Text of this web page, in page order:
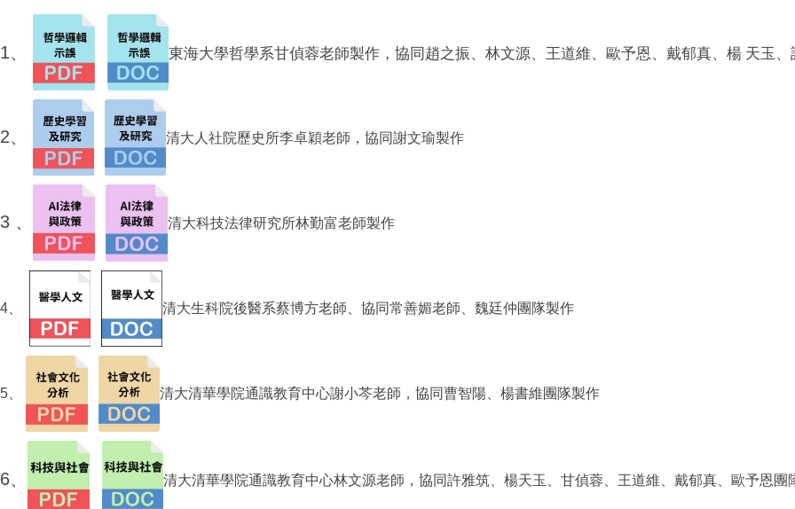
1、 東海大學哲學系甘偵蓉老師製作，協同 趙之振、 林文源、王道維、歐予恩、戴郁真、楊 天玉、
2、 清大人社院歷史所李卓穎老師，協同謝文瑜製作
3 、 清大科技法律研究所林勤富老師製作
4、 清大生科院後醫系蔡博方老師、 協同常善媚老師、魏廷仲團隊製作
5、 清大清華學院通識教育中心謝小芩老師，協同曹智陽、楊書維團隊製作
6、 清大清華學院通識教育中心林文源老師 ， 協同許雅筑、楊天玉、甘偵蓉、王道維、戴郁真、歐予恩團